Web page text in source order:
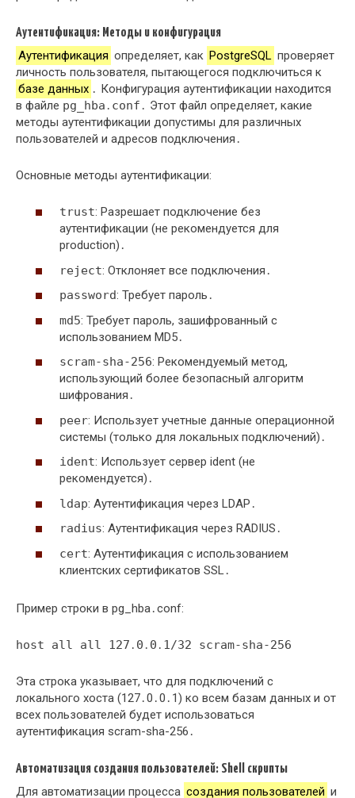
Аутентификация: Методы и конфигурация
Аутентификация определяет, как PostgreSQL проверяет
личность пользователя, пытающегося подключиться к
базе данных ․ Конфигурация аутентификации находится
в файле pg_hba․conf ․ Этот файл определяет, какие
методы аутентификации допустимы для различных
пользователей и адресов подключения․
Основные методы аутентификации:
trust: Разрешает подключение без
аутентификации (не рекомендуется для
production)․
reject: Отклоняет все подключения․
password: Требует пароль․
md5: Требует пароль, зашифрованный с
использованием MD5․
scram-sha-256: Рекомендуемый метод,
использующий более безопасный алгоритм
шифрования․
peer: Использует учетные данные операционной
системы (только для локальных подключений)․
ident: Использует сервер ident (не
рекомендуется)․
ldap: Аутентификация через LDAP․
radius: Аутентификация через RADIUS․
cert: Аутентификация с использованием
клиентских сертификатов SSL․
Пример строки в pg_hba․conf:
host all all 127․0․0․1/32 scram-sha-256
Эта строка указывает, что для подключений с
локального хоста (127․0․0․1) ко всем базам данных и от
всех пользователей будет использоваться
аутентификация scram-sha-256․
Автоматизация создания пользователей: Shell скрипты
Для автоматизации процесса создания пользователей и